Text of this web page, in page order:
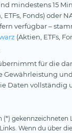
mindestens 15
Fonds) oder
verfügbar –
(Aktien, ETFs,
für die
Gewährleistung
Daten vollständig
(*) gekennzeichneten
Wenn du über